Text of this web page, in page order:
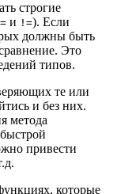
строгие
и !=). Если
должны быть
Это
типов.
те или
и без них.
метода
привести
которые